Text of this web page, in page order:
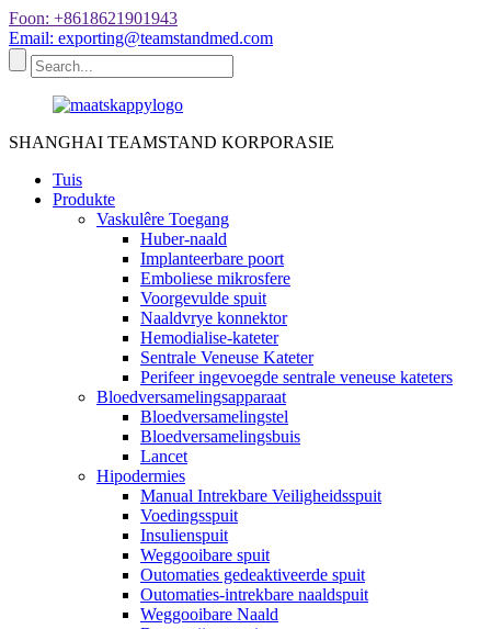
Foon: +8618621901943
Email: exporting@teamstandmed.com
SHANGHAI TEAMSTAND KORPORASIE
Tuis
Produkte
Vaskulêre Toegang
Huber-naald
Implanteerbare poort
Emboliese mikrosfere
Voorgevulde spuit
Naaldvrye konnektor
Hemodialise-kateter
Sentrale Veneuse Kateter
Perifeer ingevoegde sentrale veneuse kateters
Bloedversamelingsapparaat
Bloedversamelingstel
Bloedversamelingsbuis
Lancet
Hipodermies
Manual Intrekbare Veiligheidsspuit
Voedingsspuit
Insulienspuit
Weggooibare spuit
Outomaties gedeaktiveerde spuit
Outomaties-intrekbare naaldspuit
Weggooibare Naald